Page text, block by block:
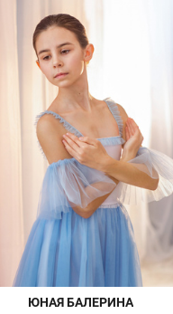
ЮНАЯ БАЛЕРИНА